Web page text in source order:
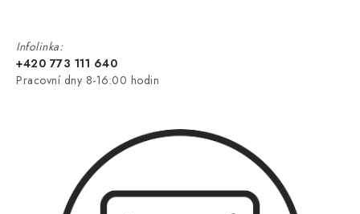
Infolinka:
+420 773 111 640
Pracovní dny 8-16:00 hodin